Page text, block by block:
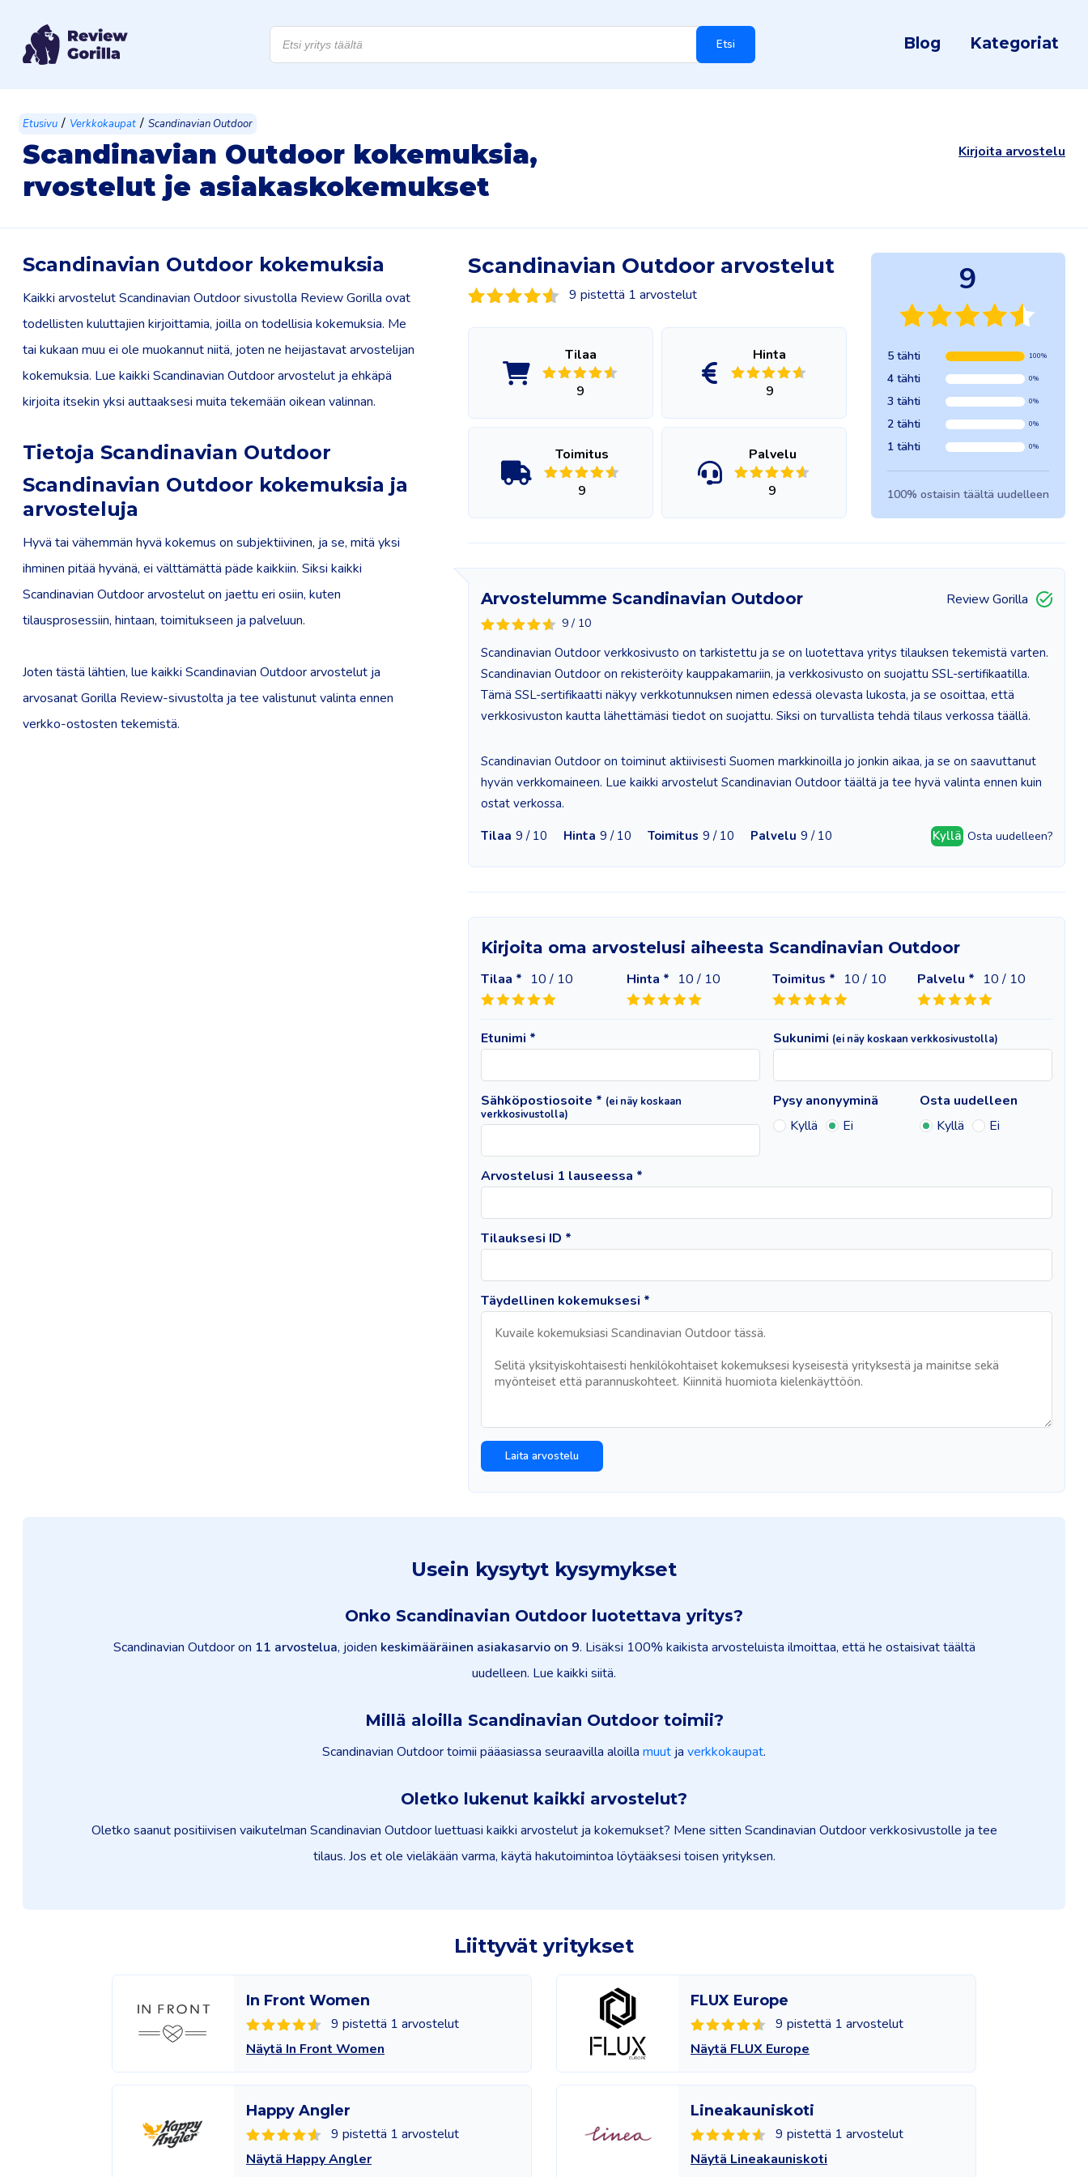
Products
search Etsi Blog Kategoriat
Etusivu / Verkkokaupat / Scandinavian Outdoor
Scandinavian Outdoor kokemuksia,
rvostelut je asiakaskokemukset
Kirjoita arvostelu
Scandinavian Outdoor kokemuksia
Kaikki arvostelut Scandinavian Outdoor sivustolla Review Gorilla ovat
todellisten kuluttajien kirjoittamia, joilla on todellisia kokemuksia. Me
tai kukaan muu ei ole muokannut niitä, joten ne heijastavat arvostelijan
kokemuksia. Lue kaikki Scandinavian Outdoor arvostelut ja ehkäpä
kirjoita itsekin yksi auttaaksesi muita tekemään oikean valinnan.
Tietoja Scandinavian Outdoor
Scandinavian Outdoor kokemuksia ja
arvosteluja
Hyvä tai vähemmän hyvä kokemus on subjektiivinen, ja se, mitä yksi
ihminen pitää hyvänä, ei välttämättä päde kaikkiin. Siksi kaikki
Scandinavian Outdoor arvostelut on jaettu eri osiin, kuten
tilausprosessiin, hintaan, toimitukseen ja palveluun.
Joten tästä lähtien, lue kaikki Scandinavian Outdoor arvostelut ja
arvosanat Gorilla Review-sivustolta ja tee valistunut valinta ennen
verkko-ostosten tekemistä.
Scandinavian Outdoor arvostelut
9 pistettä 1 arvostelut
Tilaa
9
Hinta
9
Toimitus
9
Palvelu
9
9
5 tähti 100%
4 tähti 0%
3 tähti 0%
2 tähti 0%
1 tähti 0%
100% ostaisin täältä uudelleen
Arvostelumme Scandinavian Outdoor
9 / 10
Review Gorilla
Scandinavian Outdoor verkkosivusto on tarkistettu ja se on luotettava yritys tilauksen tekemistä varten.
Scandinavian Outdoor on rekisteröity kauppakamariin, ja verkkosivusto on suojattu SSL-sertifikaatilla.
Tämä SSL-sertifikaatti näkyy verkkotunnuksen nimen edessä olevasta lukosta, ja se osoittaa, että
verkkosivuston kautta lähettämäsi tiedot on suojattu. Siksi on turvallista tehdä tilaus verkossa täällä.
Scandinavian Outdoor on toiminut aktiivisesti Suomen markkinoilla jo jonkin aikaa, ja se on saavuttanut
hyvän verkkomaineen. Lue kaikki arvostelut Scandinavian Outdoor täältä ja tee hyvä valinta ennen kuin
ostat verkossa.
Tilaa 9 / 10 Hinta 9 / 10 Toimitus 9 / 10 Palvelu 9 / 10 Kyllä Osta uudelleen?
Kirjoita oma arvostelusi aiheesta Scandinavian Outdoor
Tilaa * 10/ 10 Hinta * 10/ 10 Toimitus * 10/ 10 Palvelu * 10/ 10
Etunimi * Sukunimi (ei näy koskaan verkkosivustolla)
Sähköpostiosoite * (ei näy koskaan
verkkosivustolla)
Pysy anonyyminä
Kyllä
Ei
Osta uudelleen
Kyllä
Ei
Arvostelusi 1 lauseessa *
Tilauksesi ID *
Täydellinen kokemuksesi *
Usein kysytyt kysymykset
Onko Scandinavian Outdoor luotettava yritys?
Scandinavian Outdoor on 11 arvostelua, joiden keskimääräinen asiakasarvio on 9. Lisäksi 100% kaikista arvosteluista ilmoittaa, että he ostaisivat täältä
uudelleen. Lue kaikki siitä.
Millä aloilla Scandinavian Outdoor toimii?
Scandinavian Outdoor toimii pääasiassa seuraavilla aloilla muut ja verkkokaupat.
Oletko lukenut kaikki arvostelut?
Oletko saanut positiivisen vaikutelman Scandinavian Outdoor luettuasi kaikki arvostelut ja kokemukset? Mene sitten Scandinavian Outdoor verkkosivustolle ja tee
tilaus. Jos et ole vieläkään varma, käytä hakutoimintoa löytääksesi toisen yrityksen.
Liittyvät yritykset
In Front Women
9 pistettä 1 arvostelut
Näytä In Front Women
FLUX Europe
9 pistettä 1 arvostelut
Näytä FLUX Europe
Happy Angler
9 pistettä 1 arvostelut
Näytä Happy Angler
Lineakauniskoti
9 pistettä 1 arvostelut
Näytä Lineakauniskoti